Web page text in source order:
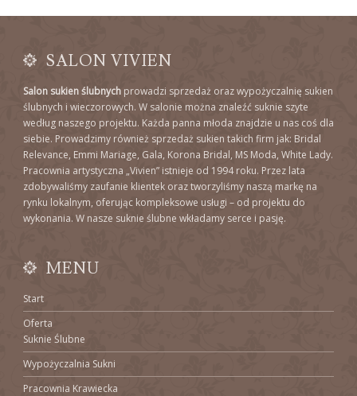
SALON VIVIEN
Salon sukien ślubnych prowadzi sprzedaż oraz wypożyczalnię sukien
ślubnych i wieczorowych. W salonie można znaleźć suknie szyte
według naszego projektu. Każda panna młoda znajdzie u nas coś dla
siebie. Prowadzimy również sprzedaż sukien takich firm jak: Bridal
Relevance, Emmi Mariage, Gala, Korona Bridal, MS Moda, White Lady.
Pracownia artystyczna „Vivien” istnieje od 1994 roku. Przez lata
zdobywaliśmy zaufanie klientek oraz tworzyliśmy naszą markę na
rynku lokalnym, oferując kompleksowe usługi – od projektu do
wykonania. W nasze suknie ślubne wkładamy serce i pasję.
MENU
Start
Oferta
Suknie Ślubne
Wypożyczalnia Sukni
Pracownia Krawiecka